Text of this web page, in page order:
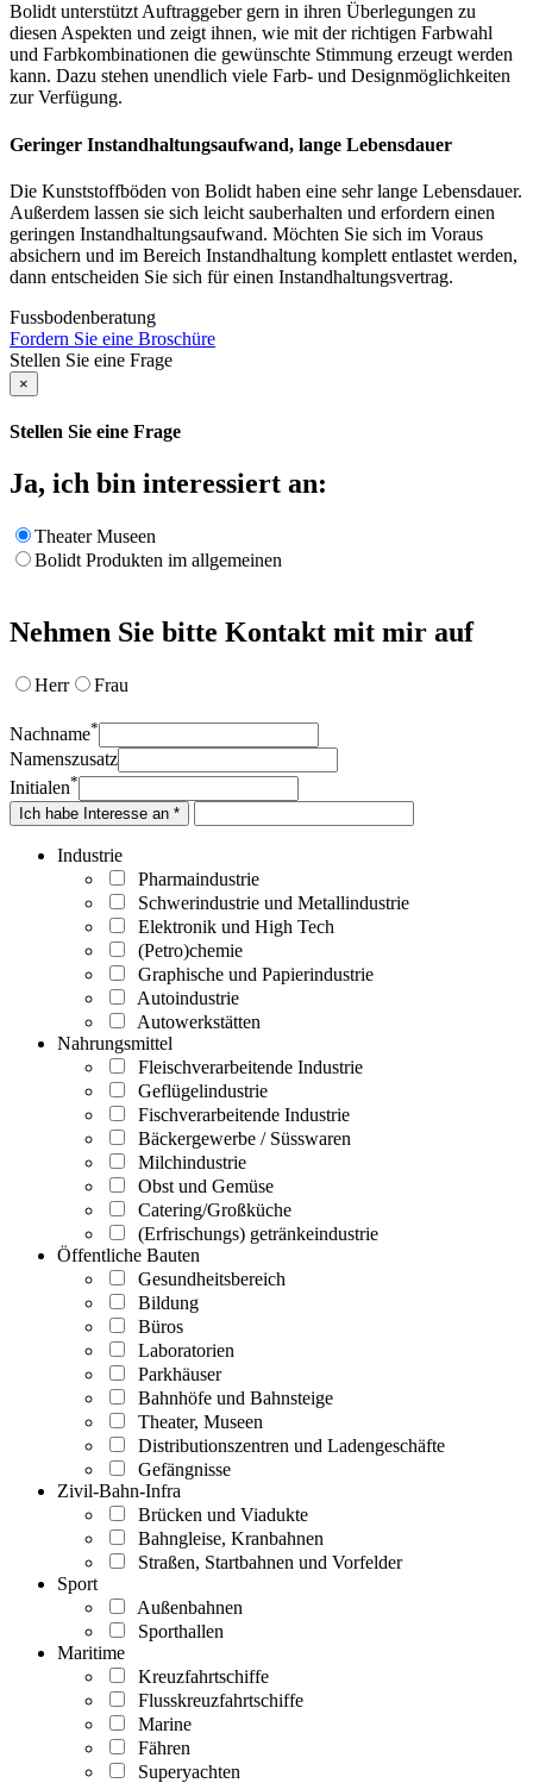
Bolidt unterstützt Auftraggeber gern in ihren Überlegungen zu
diesen Aspekten und zeigt ihnen, wie mit der richtigen Farbwahl
und Farbkombinationen die gewünschte Stimmung erzeugt werden
kann. Dazu stehen unendlich viele Farb- und Designmöglichkeiten
zur Verfügung.
Geringer Instandhaltungsaufwand, lange Lebensdauer
Die Kunststoffböden von Bolidt haben eine sehr lange Lebensdauer.
Außerdem lassen sie sich leicht sauberhalten und erfordern einen
geringen Instandhaltungsaufwand. Möchten Sie sich im Voraus
absichern und im Bereich Instandhaltung komplett entlastet werden,
dann entscheiden Sie sich für einen Instandhaltungsvertrag.
Fussbodenberatung
Fordern Sie eine Broschüre
Stellen Sie eine Frage
×
Stellen Sie eine Frage
Ja, ich bin interessiert an:
Theater Museen
Bolidt Produkten im allgemeinen
Nehmen Sie bitte Kontakt mit mir auf
Herr Frau
Nachname*
Namenszusatz
Initialen*
Ich habe Interesse an *
Industrie
Pharmaindustrie
Schwerindustrie und Metallindustrie
Elektronik und High Tech
(Petro)chemie
Graphische und Papierindustrie
Autoindustrie
Autowerkstätten
Nahrungsmittel
Fleischverarbeitende Industrie
Geflügelindustrie
Fischverarbeitende Industrie
Bäckergewerbe / Süsswaren
Milchindustrie
Obst und Gemüse
Catering/Großküche
(Erfrischungs) getränkeindustrie
Öffentliche Bauten
Gesundheitsbereich
Bildung
Büros
Laboratorien
Parkhäuser
Bahnhöfe und Bahnsteige
Theater, Museen
Distributionszentren und Ladengeschäfte
Gefängnisse
Zivil-Bahn-Infra
Brücken und Viadukte
Bahngleise, Kranbahnen
Straßen, Startbahnen und Vorfelder
Sport
Außenbahnen
Sporthallen
Maritime
Kreuzfahrtschiffe
Flusskreuzfahrtschiffe
Marine
Fähren
Superyachten